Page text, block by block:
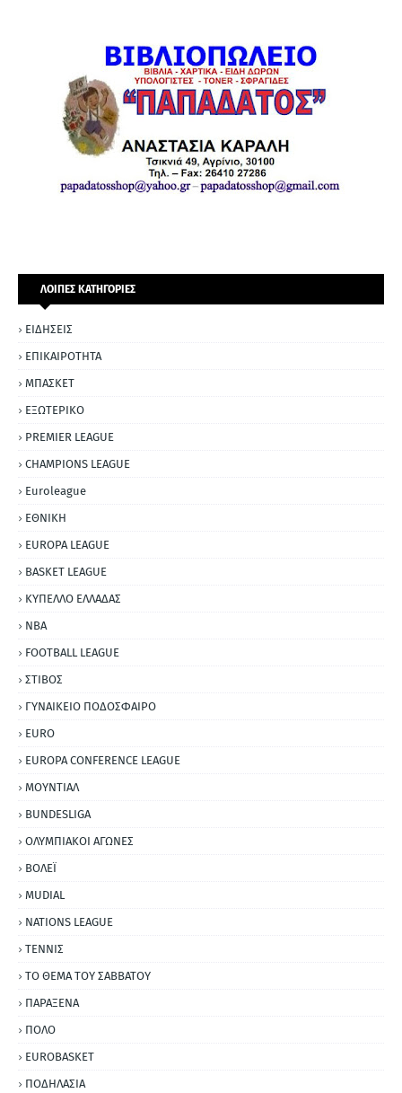
ΛΟΙΠΕΣ ΚΑΤΗΓΟΡΙΕΣ
ΕΙΔΗΣΕΙΣ
ΕΠΙΚΑΙΡΟΤΗΤΑ
ΜΠΑΣΚΕΤ
ΕΞΩΤΕΡΙΚΟ
PREMIER LEAGUE
CHAMPIONS LEAGUE
Euroleague
ΕΘΝΙΚΗ
EUROPA LEAGUE
BASKET LEAGUE
ΚΥΠΕΛΛΟ ΕΛΛΑΔΑΣ
NBA
FOOTBALL LEAGUE
ΣΤΙΒΟΣ
ΓΥΝΑΙΚΕΙΟ ΠΟΔΟΣΦΑΙΡΟ
EURO
EUROPA CONFERENCE LEAGUE
ΜΟΥΝΤΙΑΛ
BUNDESLIGA
ΟΛΥΜΠΙΑΚΟΙ ΑΓΩΝΕΣ
ΒΟΛΕΪ
MUDIAL
NATIONS LEAGUE
ΤΕΝΝΙΣ
ΤΟ ΘΕΜΑ ΤΟΥ ΣΑΒΒΑΤΟΥ
ΠΑΡΑΞΕΝΑ
ΠΟΛΟ
EUROBASKET
ΠΟΔΗΛΑΣΙΑ